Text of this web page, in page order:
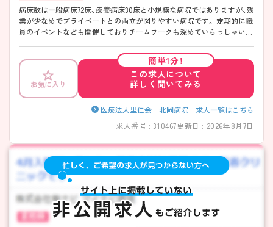
病床数は一般病床72床、療養病床30床と小規模な病院ではありますが、残
業が少なめでプライベートとの両立が図りやすい病院です。 定期的に職
員のイベントなども開催しておりチームワークも深めていらっしゃいま
お気に入り
簡単1分！
この求人について
詳しく聞いてみる
医療法人里仁会 北岡病院 求人一覧はこちら
求人番号 : 310467更新日 : 2026年8月7日